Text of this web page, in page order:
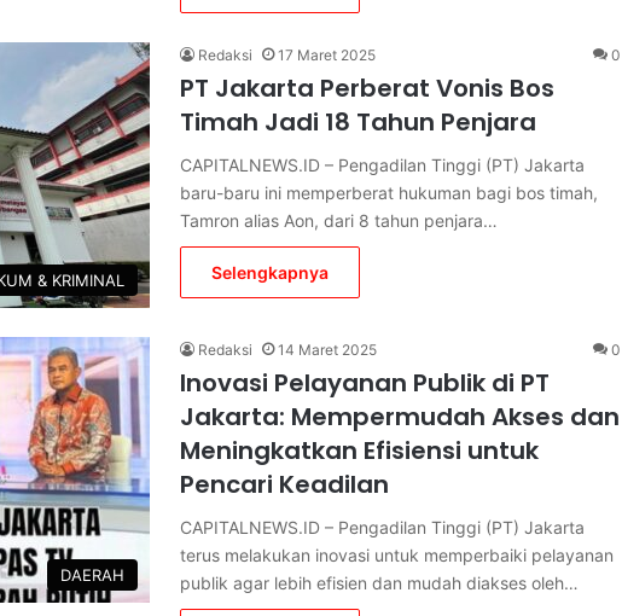
& KRIMINAL
Redaksi 17 Maret 2025 0
PT Jakarta Perberat Vonis Bos
Timah Jadi 18 Tahun Penjara
CAPITALNEWS.ID – Pengadilan Tinggi (PT) Jakarta
baru-baru ini memperberat hukuman bagi bos timah,
Tamron alias Aon, dari 8 tahun penjara…
Selengkapnya
DAERAH
Redaksi 14 Maret 2025 0
Inovasi Pelayanan Publik di PT
Jakarta: Mempermudah Akses dan
Meningkatkan Efisiensi untuk
Pencari Keadilan
CAPITALNEWS.ID – Pengadilan Tinggi (PT) Jakarta
terus melakukan inovasi untuk memperbaiki pelayanan
publik agar lebih efisien dan mudah diakses oleh…